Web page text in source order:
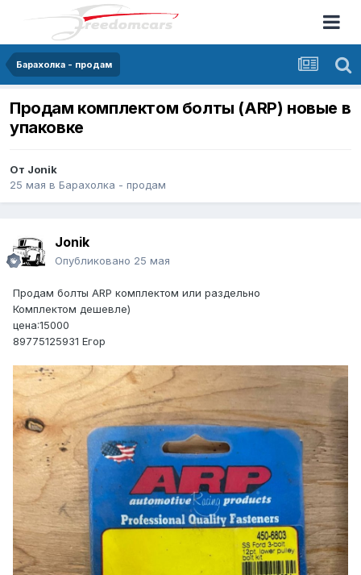
Барахолка - продам
Продам комплектом болты (ARP) новые в
упаковке
От Jonik
25 мая в Барахолка - продам
Jonik
Опубликовано 25 мая
Продам болты ARP комплектом или раздельно
Комплектом дешевле)
цена:15000
89775125931 Егор